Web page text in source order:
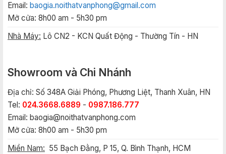
Email: baogia.noithatvanphong@gmail.com
Mở cửa: 8h00 am - 5h30 pm
Nhà Máy: Lô CN2 - KCN Quất Động - Thường Tín - HN
Showroom và Chi Nhánh
Địa chỉ: Số 348A Giải Phóng, Phương Liệt, Thanh Xuân, HN
Tel: 024.3668.6889 - 0987.186.777
Email: baogia@noithatvanphong.com
Mở cửa: 8h00 am - 5h30 pm
Miền Nam: 55 Bạch Đằng, P 15, Q. Bình Thạnh, HCM